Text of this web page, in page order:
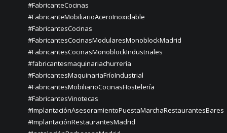
#FabricanteCocinas
#FabricanteMobiliarioAceroInoxidable
#FabricantesCocinas
#FabricantesCocinasModularesMonoblockMadrid
#FabricantesCocinasMonoblockIndustriales
#fabricantesmaquinariachurrería
#FabricantesMaquinariaFríoIndustrial
#FabricantesMobiliarioCocinasHostelería
#FabricantesVinotecas
#ImplantaciónAsesoramientoPuestaMarchaRestaurantesBares
#ImplantaciónRestaurantesMadrid